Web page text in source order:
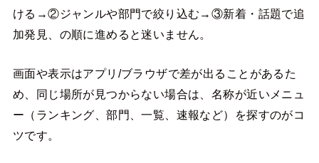
ける→②ジャンルや部門で絞り込む→③新着・話題で追
加発見、の順に進めると迷いません。
画面や表示はアプリ/ブラウザで差が出ることがあるた
め、同じ場所が見つからない場合は、名称が近いメニュ
ー（ランキング、部門、一覧、速報など）を探すのがコ
ツです。